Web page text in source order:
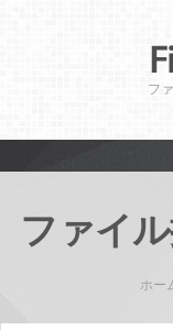
フ
ファイ
ホー